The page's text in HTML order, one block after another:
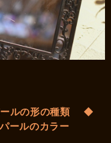
ルの形の種類
◆
ールのカラー